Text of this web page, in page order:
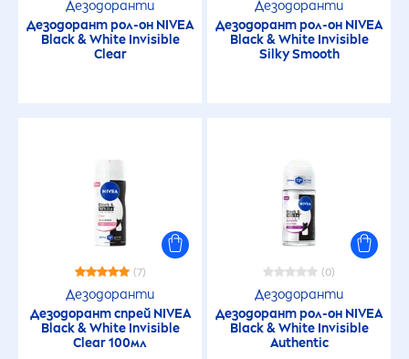
Дезодоранти
Дезодорант рол-он NIVEA
Black&WhiteInvisible
Clear
Дезодоранти
Дезодорант рол-он NIVEA
Black&WhiteInvisible
Silky Smooth
(7)
Дезодоранти
Дезодорант спрей NIVEA
Black&WhiteInvisible
Clear 100мл
(0)
Дезодоранти
Дезодорант рол-он NIVEA
Black&WhiteInvisible
Authentic